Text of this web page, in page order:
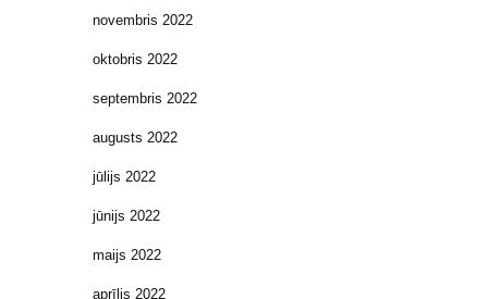
novembris 2022
oktobris 2022
septembris 2022
augusts 2022
jūlijs 2022
jūnijs 2022
maijs 2022
aprīlis 2022